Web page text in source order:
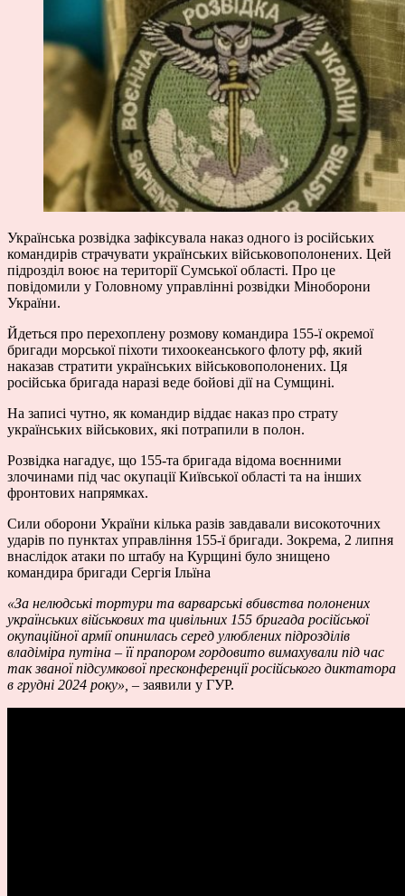
Українська розвідка зафіксувала наказ одного із російських
командирів страчувати українських військовополонених. Цей
підрозділ воює на території Сумської області. Про це
повідомили у Головному управлінні розвідки Міноборони
України.
Йдеться про перехоплену розмову командира 155-ї окремої
бригади морської піхоти тихоокеанського флоту рф, який
наказав стратити українських військовополонених. Ця
російська бригада наразі веде бойові дії на Сумщині.
На записі чутно, як командир віддає наказ про страту
українських військових, які потрапили в полон.
Розвідка нагадує, що 155-та бригада відома воєнними
злочинами під час окупації Київської області та на інших
фронтових напрямках.
Сили оборони України кілька разів завдавали високоточних
ударів по пунктах управління 155-ї бригади. Зокрема, 2 липня
внаслідок атаки по штабу на Курщині було знищено
командира бригади Сергія Ільїна
«За нелюдські тортури та варварські вбивства полонених
українських військових та цивільних 155 бригада російської
окупаційної армії опинилась серед улюблених підрозділів
владіміра путіна – її прапором гордовито вимахували під час
так званої підсумкової пресконференції російського диктатора
в грудні 2024 року», – заявили у ГУР.